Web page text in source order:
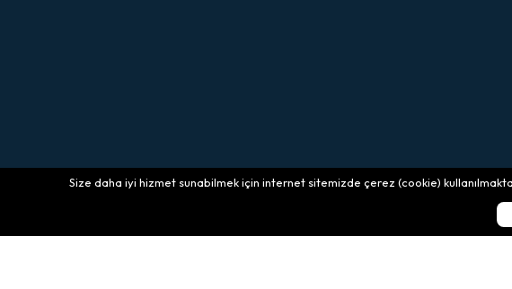
Size daha iyi hizmet sunabilmek için internet sitemizde çerez (cookie)